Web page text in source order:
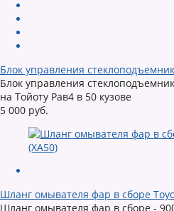
Блок управления
Блок управления
на Тойоту Рав4 в 50 кузове
5 000 руб.
Шланг омывателя фар в сборе
Шланг омывателя фар в сборе -